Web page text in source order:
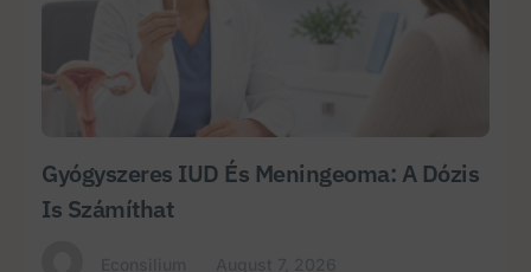
Gyógyszeres IUD És Meningeoma: A Dózis
Is Számíthat